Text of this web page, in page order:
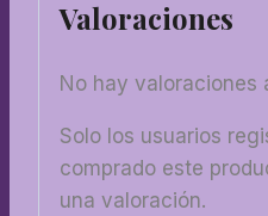
Valoraciones
No hay valoraciones
Solo los usuarios
comprado este
una valoración.